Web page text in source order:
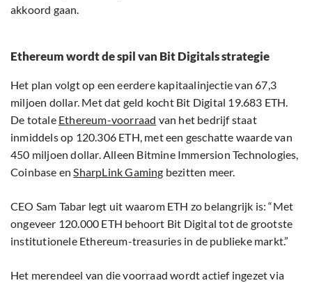
akkoord gaan.
Ethereum wordt de spil van Bit Digitals strategie
Het plan volgt op een eerdere kapitaalinjectie van 67,3
miljoen dollar. Met dat geld kocht Bit Digital 19.683 ETH.
De totale Ethereum-voorraad van het bedrijf staat
inmiddels op 120.306 ETH, met een geschatte waarde van
450 miljoen dollar. Alleen Bitmine Immersion Technologies,
Coinbase enSharpLink Gaming bezitten meer.
CEO Sam Tabar legt uit waarom ETH zo belangrijk is: “Met
ongeveer 120.000 ETH behoort Bit Digital tot de grootste
institutionele Ethereum-treasuries in de publieke markt.”
Het merendeel van die voorraad wordt actief ingezet via